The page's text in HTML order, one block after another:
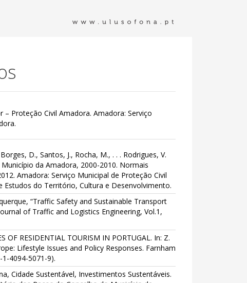
– Proteção Civil Amadora. Amadora: Serviço
D., Santos, J., Rocha, M., . . . Rodrigues, V.
da Amadora, 2000-2010. Normais
Amadora: Serviço Municipal de Proteção Civil
Estudos do Território, Cultura e Desenvolvimento.
“Traffic Safety and Sustainable Transport
of Traffic and Logistics Engineering, Vol.1,
OF RESIDENTIAL TOURISM IN PORTUGAL. In: Z.
Lifestyle Issues and Policy Responses. Farnham
1-4094-5071-9).
Cidade Sustentável, Investimentos Sustentáveis.